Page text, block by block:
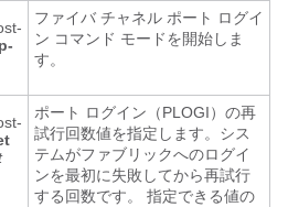
ファイバ チャネル ポート ログイ
ン コマンド モードを開始しま
す。
ポート ログイン（PLOGI）の再
試行回数値を指定します。シス
テムがファブリックへのログイ
ンを最初に失敗してから再試行
する回数です。 指定できる値の